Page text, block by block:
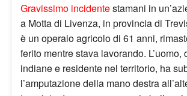
Gravissimo incidentestamani in
a Motta di Livenza, in provincia di
è un operaio agricolo di 61 anni,
ferito mentre stava lavorando. L’uomo,
indiane e residente nel territorio, ha
l’amputazione della mano destra